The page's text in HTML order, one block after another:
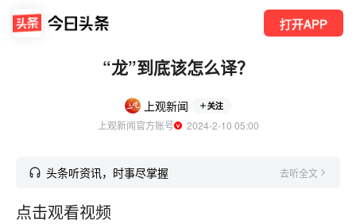
打开APP
“龙”到底该怎么译？
上观新闻 关注
上观新闻官方账号
  2024-2-10 05:00
头条听资讯，时事尽掌握 去听全文
点击观看视频